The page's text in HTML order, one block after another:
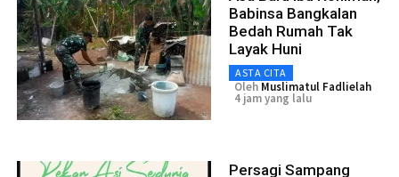
Babinsa Bangkalan
Bedah Rumah Tak
Layak Huni
ASTA CITA
Oleh Muslimatul Fadlielah
4 jam yang lalu
Persagi Sampang